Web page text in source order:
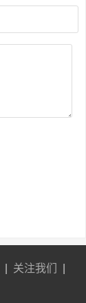
关注我们